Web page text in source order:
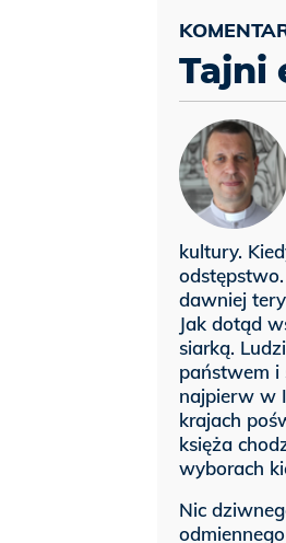
Tajni
kultury.
dawniej
Jak dotąd
siarką.
państwem i
najpierw w
krajach
księża
wyborach
Nic